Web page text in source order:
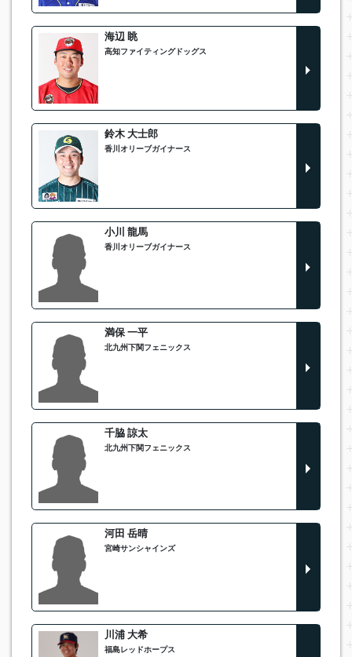
海辺 眺
高知ファイティングドッグス
鈴木 大士郎
香川オリーブガイナース
小川 龍馬
香川オリーブガイナース
満保 一平
北九州下関フェニックス
千脇 諒太
北九州下関フェニックス
河田 岳晴
宮崎サンシャインズ
川浦 大希
福島レッドホープス